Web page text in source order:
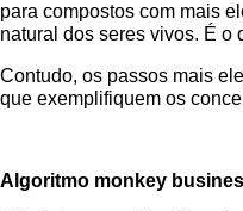
para compostos com mais
natural dos seres vivos. É o
Contudo, os passos mais
que exemplifiquem os
Algoritmo monkey